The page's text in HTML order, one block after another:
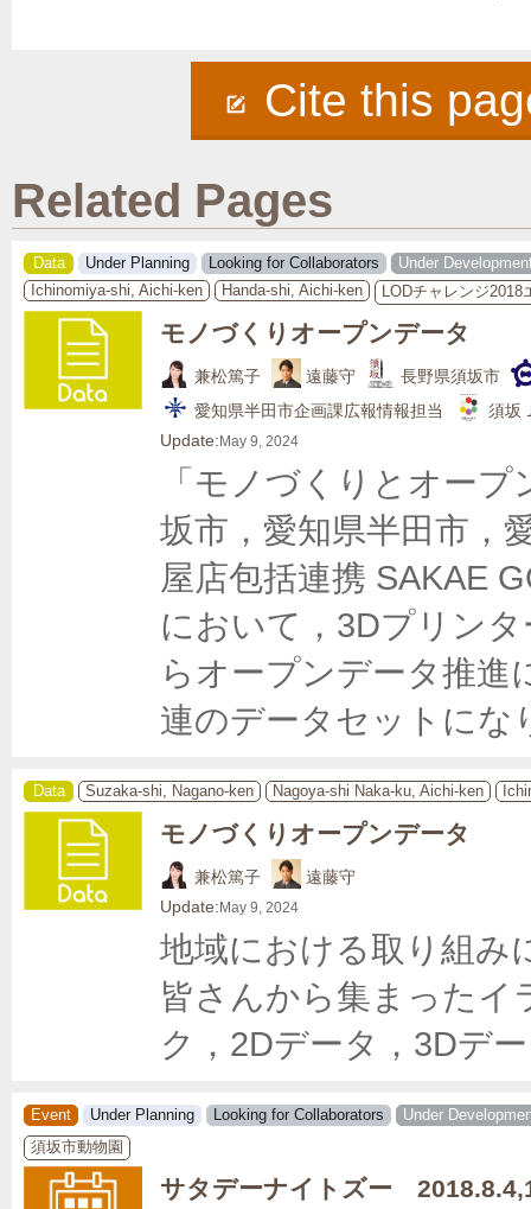
Cite this
Related Pages
Data Under Planning Looking for Collaborators
Under
Ichinomiya-shi, Aichi-ken
Handa-shi, Aichi-ken LODチャレンジ
モノづくりオープンデータ
兼松篤子 遠藤守
長野県須坂市
愛知県半田市企画課広報情報担当
須坂
Update: May 9, 2024
「モノづくりとオー
坂市，愛知県半田市，
屋店包括連携 SAKAE
において，3Dプリン
らオープンデータ推
連のデータセットにな
Data Suzaka-shi, Nagano-ken Nagoya-shi Naka-ku, Aichi-ken
モノづくりオープンデータ
兼松篤子
遠藤守
Update: May 9, 2024
地域における取り組み
皆さんから集まったイ
ク，2Dデータ，3Dデ
Event Under Planning Looking for Collaborators
Under
須坂市動物園
サタデーナイトズー